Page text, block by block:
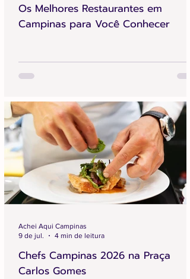
Os Melhores Restaurantes em
Campinas para Você Conhecer
Chefs Campinas 2026 na Praça
Carlos Gomes
Achei Aqui Campinas
9 de jul.
4 min de leitura